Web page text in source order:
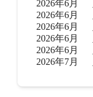
2026年6月
2026年6月
2026年6月
2026年6月
2026年6月
2026年7月